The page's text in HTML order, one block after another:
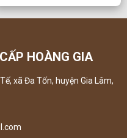
HOÀNG GIA
xã Đa Tốn, huyện Gia Lâm,